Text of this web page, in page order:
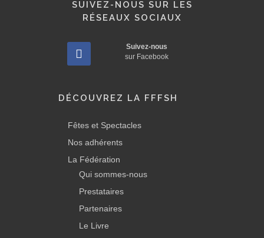
SUIVEZ-NOUS SUR LES
RÉSEAUX SOCIAUX
Suivez-nous
sur Facebook
DÉCOUVREZ LA FFFSH
Fêtes et Spectacles
Nos adhérents
La Fédération
Qui sommes-nous
Prestataires
Partenaires
Le Livre